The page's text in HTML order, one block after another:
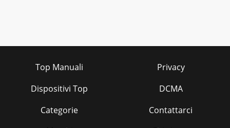
Top Manuali
Dispositivi Top
Categorie
Privacy
DCMA
Contattarci